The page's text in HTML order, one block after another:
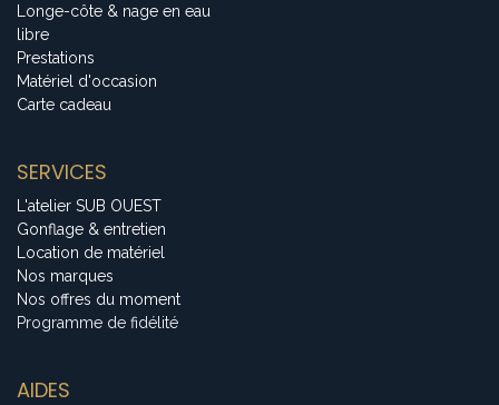
Longe-côte & nage en eau
libre
Prestations
Matériel d'occasion
Carte cadeau
SERVICES
L'atelier SUB OUEST
Gonflage & entretien
Location de matériel
Nos marques
Nos offres du moment
Programme de fidélité
AIDES